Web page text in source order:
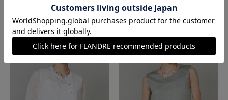
《大きいサイズ》ギャザースカート
《大きいサイズ》リブカーディガン
30%
30%